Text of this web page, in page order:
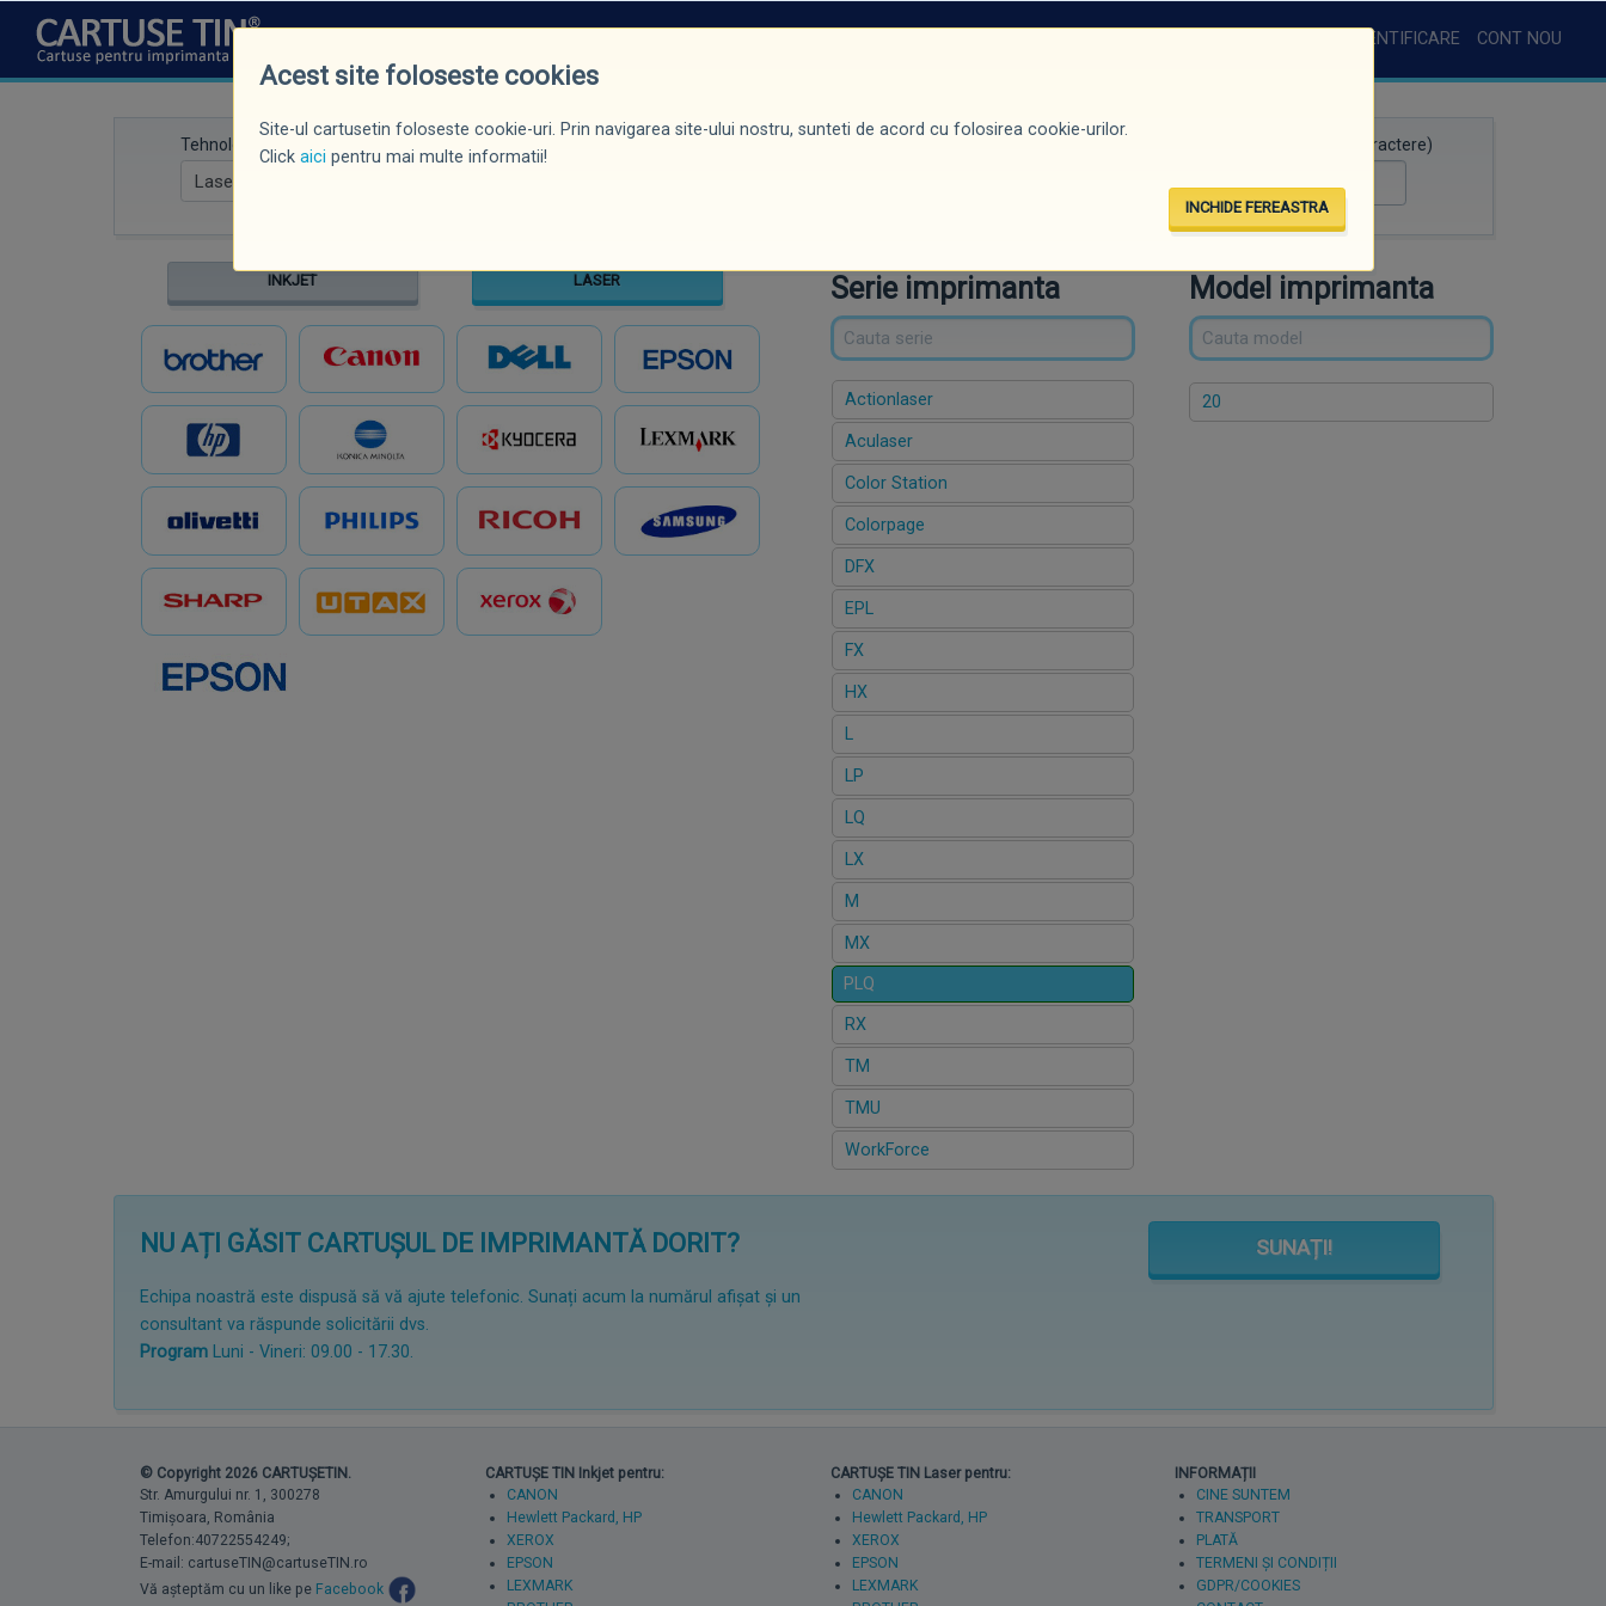
AUTENTIFICARE CONT NOU
Tehnologie Marcă imprimantă Căutare rapidă (minim 3 caractere)
INKJET LASER Serie imprimanta
Actionlaser
Aculaser
Color Station
Colorpage
DFX
EPL
FX
HX
L
LP
LQ
LX
M
MX
PLQ
RX
TM
TMU
WorkForce
Model imprimanta
20
NU AȚI GĂSIT CARTUȘUL DE IMPRIMANTĂ DORIT?
Echipa noastră este dispusă să vă ajute telefonic. Sunați acum la numărul afișat și un
consultant va răspunde solicitării dvs.
Program Luni - Vineri: 09.00 - 17.30.
SUNAȚI!
Acest site foloseste cookies
Site-ul cartusetin foloseste cookie-uri. Prin navigarea site-ului nostru, sunteti de acord cu folosirea cookie-urilor.
Clickaici pentru mai multe informatii!
INCHIDE FEREASTRA
© Copyright 2026 CARTUȘETIN.
Str. Amurgului nr. 1, 300278
Timișoara, România
Telefon:40722554249;
E-mail: cartuseTIN@cartuseTIN.ro
Vă așteptăm cu un like pe Facebook
CARTUȘE TIN Inkjet pentru:
CANON
Hewlett Packard, HP
XEROX
EPSON
LEXMARK
CARTUȘE TIN Laser pentru:
CANON
Hewlett Packard, HP
XEROX
EPSON
LEXMARK
INFORMAȚII
CINE SUNTEM
TRANSPORT
PLATĂ
TERMENI ȘI CONDIȚII
GDPR/COOKIES